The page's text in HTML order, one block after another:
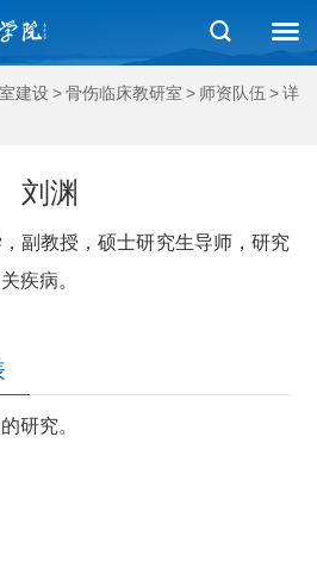
建设 >骨伤临床教研室 > 师资队伍 >详
刘渊
副教授，硕士研究生导师，研究
疾病。
研究。